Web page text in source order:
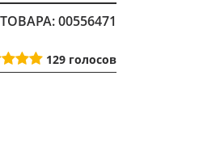
00556471
129 голосов